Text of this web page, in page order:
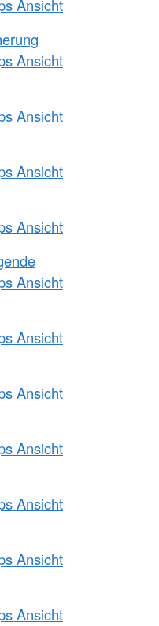
Ansicht
Ansicht
Ansicht
Ansicht
Ansicht
Ansicht
Ansicht
Ansicht
Ansicht
Ansicht
Ansicht
Ansicht